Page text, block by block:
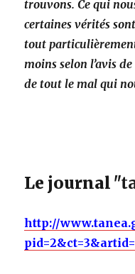
trouvons. Ce qui
certaines vérités
tout
moins selon l’avis
de tout le mal qui
Le journal
http://